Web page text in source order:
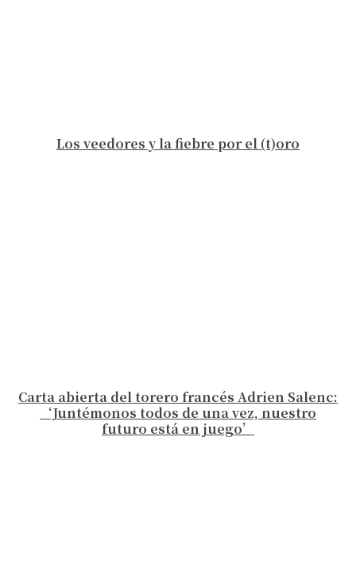
Los veedores y la fiebre por el (t)oro
Carta abierta del torero francés Adrien Salenc:
‘Juntémonos todos de una vez, nuestro
futuro está en juego’